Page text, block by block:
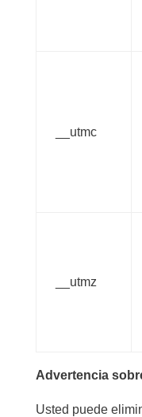
__utmc
__utmz
Advertencia
Usted puede